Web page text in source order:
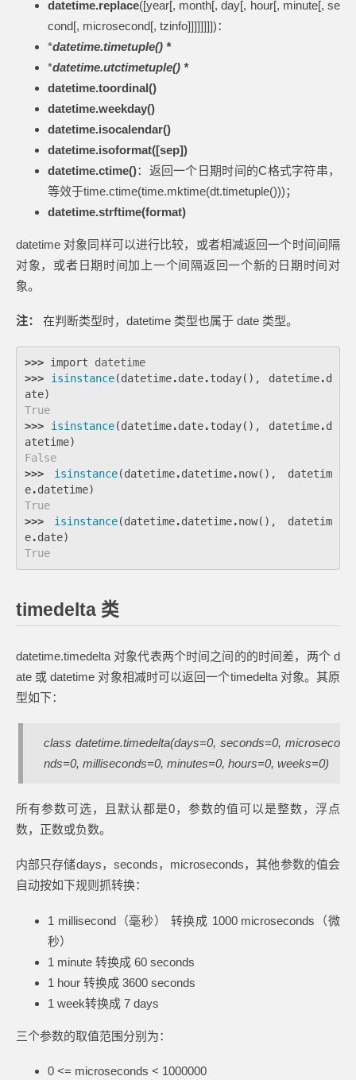
datetime.replace([year[, month[, day[, hour[, minute[, se
cond[, microsecond[, tzinfo]]]]]]]])：
*datetime.timetuple() *
*datetime.utctimetuple() *
datetime.toordinal()
datetime.weekday()
datetime.isocalendar()
datetime.isoformat([sep])
datetime.ctime()：返回一个日期时间的C格式字符串，
等效于time.ctime(time.mktime(dt.timetuple()))；
datetime.strftime(format)
datetime 对象同样可以进行比较，或者相减返回一个时间间隔
对象，或者日期时间加上一个间隔返回一个新的日期时间对
象。
注： 在判断类型时，datetime 类型也属于 date 类型。
>>> import
datetime
>>>
isinstance(datetime.date.today(), datetime.d
ate)
True
>>>
isinstance(datetime.date.today(), datetime.d
atetime)
False
>>>
isinstance(datetime.datetime.now(),
datetim
e.datetime)
True
>>>
isinstance(datetime.datetime.now(),
datetim
e.date)
True
timedelta 类
datetime.timedelta 对象代表两个时间之间的的时间差，两个 d
ate 或 datetime 对象相减时可以返回一个timedelta 对象。其原
型如下：
class datetime.timedelta(days=0, seconds=0, microseco
nds=0, milliseconds=0, minutes=0, hours=0, weeks=0)
所有参数可选，且默认都是0，参数的值可以是整数，浮点
数，正数或负数。
内部只存储days，seconds，microseconds，其他参数的值会
自动按如下规则抓转换：
1 millisecond（毫秒） 转换成 1000 microseconds（微
秒）
1 minute 转换成 60 seconds
1 hour 转换成 3600 seconds
1 week转换成 7 days
三个参数的取值范围分别为：
0 <= microseconds < 1000000